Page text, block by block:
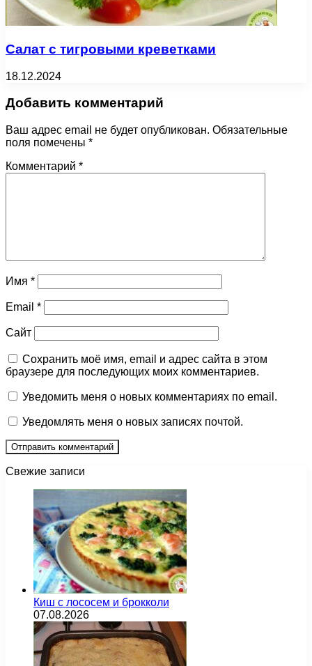
Салат с тигровыми креветками
18.12.2024
Добавить комментарий
Ваш адрес email не будет опубликован. Обязательные
поля помечены *
Комментарий *
Имя *
Email *
Сайт
Сохранить моё имя, email и адрес сайта в этом
браузере для последующих моих комментариев.
Уведомить меня о новых комментариях по email.
Уведомлять меня о новых записях почтой.
Свежие записи
Киш с лососем и брокколи
07.08.2026